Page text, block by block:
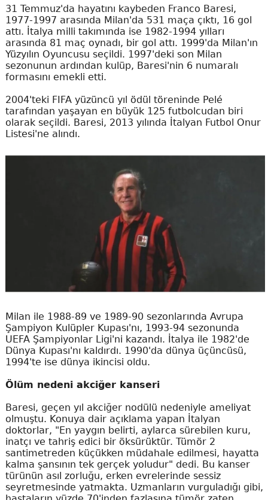
31 Temmuz'da hayatını kaybeden Franco Baresi,
1977-1997 arasında Milan'da 531 maça çıktı, 16 gol
attı. İtalya milli takımında ise 1982-1994 yılları
arasında 81 maç oynadı, bir gol attı. 1999'da Milan'ın
Yüzyılın Oyuncusu seçildi. 1997'deki son Milan
sezonunun ardından kulüp, Baresi'nin 6 numaralı
formasını emekli etti.
2004'teki FIFA yüzüncü yıl ödül töreninde Pelé
tarafından yaşayan en büyük 125 futbolcudan biri
olarak seçildi. Baresi, 2013 yılında İtalyan Futbol Onur
Listesi'ne alındı.
Milan ile 1988-89 ve 1989-90 sezonlarında Avrupa
Şampiyon Kulüpler Kupası'nı, 1993-94 sezonunda
UEFA Şampiyonlar Ligi'ni kazandı. İtalya ile 1982'de
Dünya Kupası'nı kaldırdı. 1990'da dünya üçüncüsü,
1994'te ise dünya ikincisi oldu.
Ölüm nedeni akciğer kanseri
Baresi, geçen yıl akciğer nodülü nedeniyle ameliyat
olmuştu. Konuya dair açıklama yapan İtalyan
doktorlar, "En yaygın belirti, aylarca sürebilen kuru,
inatçı ve tahriş edici bir öksürüktür. Tümör 2
santimetreden küçükken müdahale edilmesi, hayatta
kalma şansının tek gerçek yoludur" dedi. Bu kanser
türünün asıl zorluğu, erken evrelerinde sessiz
seyretmesinde yatmakta. Uzmanların vurguladığı gibi,